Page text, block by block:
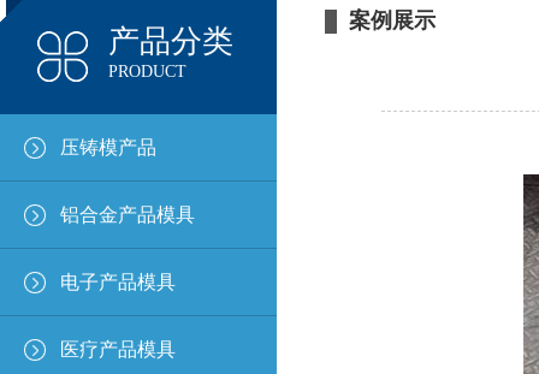
产品分类
PRODUCT
压铸模产品
铝合金产品模具
电子产品模具
医疗产品模具
案例展示